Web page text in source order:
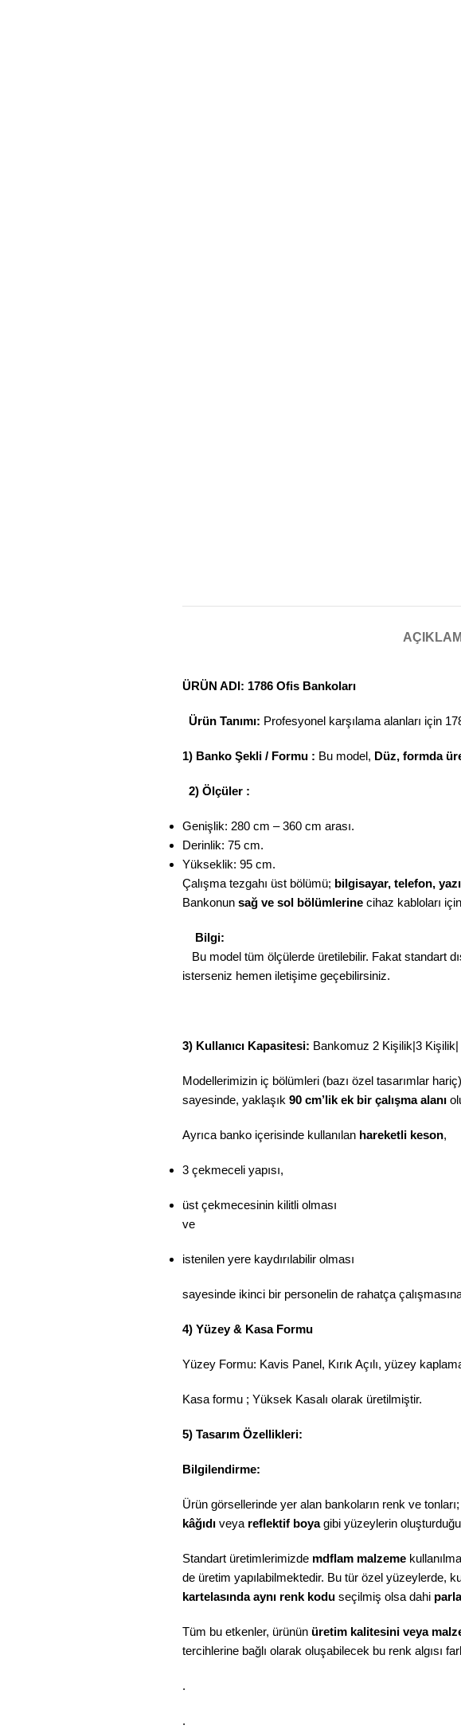
ÜRÜN ADI: 1786 Ofis Bankoları
Ürün Tanımı: Profesyonel karşılama alanları için
1) Banko Şekli / Formu : Bu model, Düz, formda
2) Ölçüler :
Genişlik: 280 cm – 360 cm arası.
Derinlik: 75 cm.
Yükseklik: 95 cm.
Çalışma tezgahı üst bölümü; bilgisayar, telefon,
Bankonun sağ ve sol bölümlerine cihaz kabloları için
Bilgi:
Bu model tüm ölçülerde üretilebilir. Fakat standart
isterseniz hemen iletişime geçebilirsiniz.
3) Kullanıcı Kapasitesi: Bankomuz 2 Kişilik|3
Modellerimizin iç bölümleri (bazı özel tasarımlar hariç)
sayesinde, yaklaşık 90 cm’lik ek bir çalışma alanı
Ayrıca banko içerisinde kullanılan hareketli keson,
3 çekmeceli yapısı,
üst çekmecesinin kilitli olması
ve
istenilen yere kaydırılabilir olması
sayesinde ikinci bir personelin de rahatça
4) Yüzey & Kasa Formu
Yüzey Formu: Kavis Panel, Kırık Açılı, yüzey
Kasa formu ; Yüksek Kasalı olarak üretilmiştir.
5) Tasarım Özellikleri:
Bilgilendirme:
Ürün görsellerinde yer alan bankoların renk ve
kâğıdı veya reflektif boyagibi yüzeylerin oluşturduğu
Standart üretimlerimizde mdflam malzeme
de üretim yapılabilmektedir. Bu tür özel yüzeylerde,
kartelasında aynı renk kodu seçilmiş olsa dahi
Tüm bu etkenler, ürünün üretim kalitesini veya
tercihlerine bağlı olarak oluşabilecek bu renk algısı
.
.